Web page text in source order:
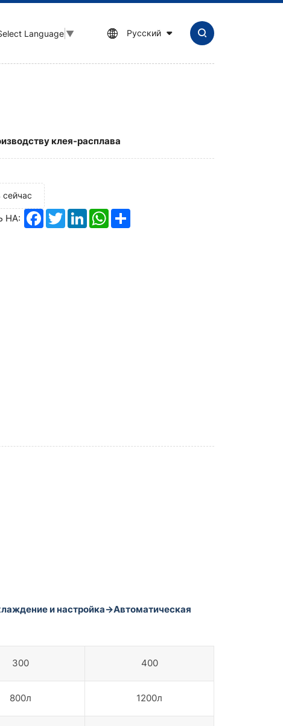
Language ▼ Русский
клея-расплава
сейчас
НА: Facebook
TwitterLinkedInWhatsApp
и настройка→Автоматическая
300 400
800л 1200л